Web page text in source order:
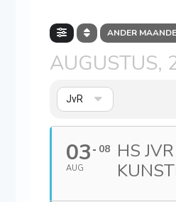
ANDER MAANDE
AUGUSTUS,
JvR
03
AUG
08
HS